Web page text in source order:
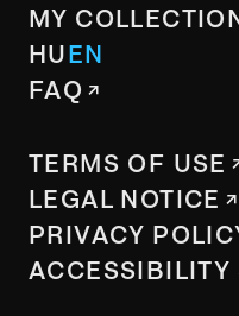
MY
HUEN
FAQ
TERMS OF USE
LEGAL NOTICE
PRIVACY
ACCESSIBILITY